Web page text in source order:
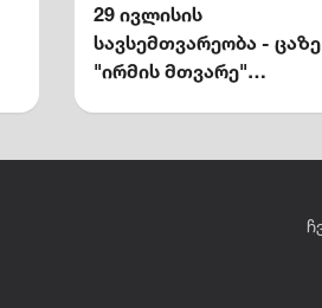
29 ივლისის
სავსემთვარეობა - ცაზე
"ირმის მთვარე"